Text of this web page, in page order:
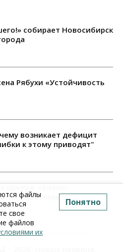
собирает Новосибирск
Рябухи «Устойчивость
возникает дефицит
к этому приводят"
лидерство и
файлы
свое
файлов
их
Понятно